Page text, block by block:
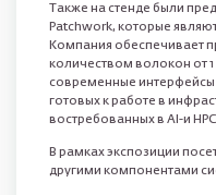
Также на стенде были
Patchwork, которые
Компания обеспечивает
количеством волокон от
современные интерфейсы
готовых к работе в
востребованных в AI-и
В рамках экспозиции
другими компонентами